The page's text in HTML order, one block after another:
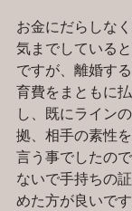
お金にだらしな
気までしている
ですが、離婚す
育費をまともに
し、既にライン
拠、相手の素性
言う事でしたの
ないで手持ちの
めた方が良いで